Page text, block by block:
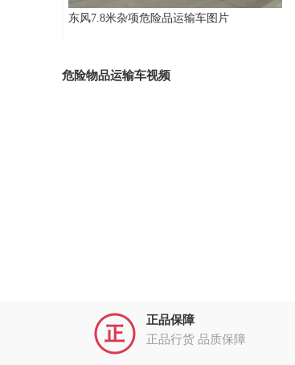
东风7.8米杂项危险品运输车图片
危险物品运输车视频
正品保障
正品行货 品质保障